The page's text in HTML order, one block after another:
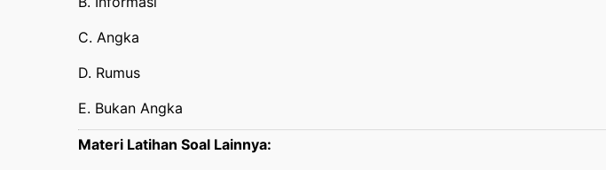
C. Angka
D. Rumus
E. Bukan Angka
Materi Latihan Soal Lainnya: